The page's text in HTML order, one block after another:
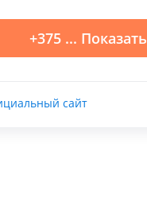
+375 ... Показать
сайт